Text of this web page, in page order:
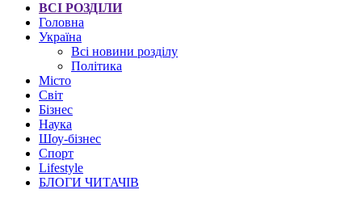
ВСІ РОЗДІЛИ
Головна
Україна
Всі новини розділу
Політика
Місто
Світ
Бізнес
Наука
Шоу-бізнес
Спорт
Lifestyle
БЛОГИ ЧИТАЧІВ